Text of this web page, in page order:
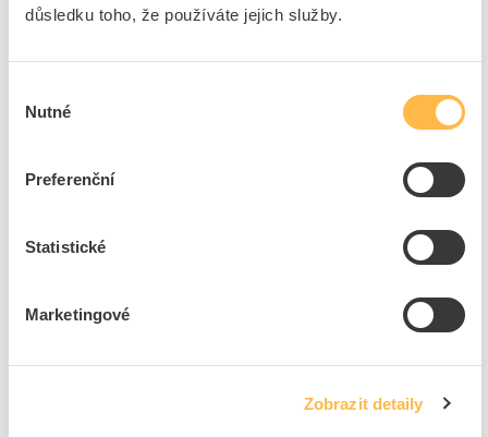
důsledku toho, že používáte jejich služby.
souhlasu
Nutné
Preferenční
Statistické
Marketingové
Zobrazit detaily
ks
Přidat k porovnání
PHILIPS HUE Kabel PLAY rozšiřující 5m IP20 černá
503,95 Kč/ks